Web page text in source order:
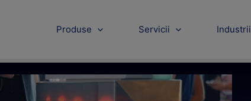
Produse Servicii Industrii